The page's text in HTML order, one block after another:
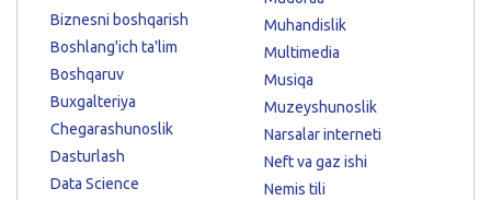
Biznesni boshqarish
Boshlang'ich ta'lim
Boshqaruv
Buxgalteriya
Chegarashunoslik
Dasturlash
Data Science
Muhandislik
Multimedia
Musiqa
Muzeyshunoslik
Narsalar interneti
Neft va gaz ishi
Nemis tili